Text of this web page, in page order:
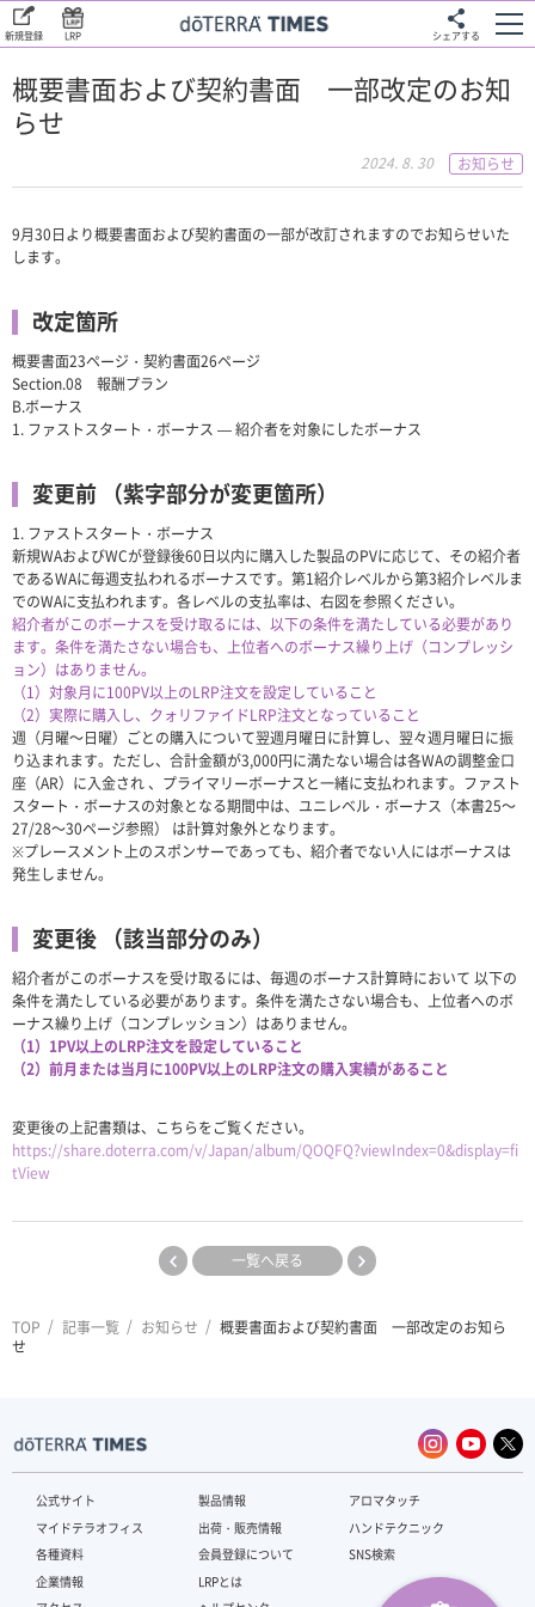
LRP
新規登録 シェアする
概要書面および契約書面 一部改定のお知
らせ
2024. 8. 30 お知らせ
9月30日より概要書面および契約書面の一部が改訂されますのでお知らせいた
します。
改定箇所
概要書面23ページ・契約書面26ページ
Section.08 報酬プラン
B.ボーナス
1. ファストスタート・ボーナス ― 紹介者を対象にしたボーナス
変更前 （紫字部分が変更箇所）
1. ファストスタート・ボーナス
新規WAおよびWCが登録後60日以内に購入した製品のPVに応じて、その紹介者
であるWAに毎週支払われるボーナスです。第1紹介レベルから第3紹介レベルま
でのWAに支払われます。各レベルの支払率は、右図を参照ください。
紹介者がこのボーナスを受け取るには、以下の条件を満たしている必要があり
ます。条件を満たさない場合も、上位者へのボーナス繰り上げ（コンプレッシ
ョン）はありません。
（1）対象月に100PV以上のLRP注文を設定していること
（2）実際に購入し、クォリファイドLRP注文となっていること
週（月曜～日曜）ごとの購入について翌週月曜日に計算し、翌々週月曜日に振
り込まれます。ただし、合計金額が3,000円に満たない場合は各WAの調整金口
座（AR）に入金され 、プライマリーボーナスと一緒に支払われます。ファスト
スタート・ボーナスの対象となる期間中は、ユニレベル・ボーナス（本書25～
27/28～30ページ参照） は計算対象外となります。
※プレースメント上のスポンサーであっても、紹介者でない人にはボーナスは
発生しません。
変更後 （該当部分のみ）
紹介者がこのボーナスを受け取るには、毎週のボーナス計算時において 以下の
条件を満たしている必要があります。条件を満たさない場合も、上位者へのボ
ーナス繰り上げ（コンプレッション）はありません。
（1）1PV以上のLRP注文を設定していること
（2）前月または当月に100PV以上のLRP注文の購入実績があること
変更後の上記書類は、こちらをご覧ください。
https://share.doterra.com/v/Japan/album/QOQFQ?viewIndex=0&display=fi
tView
一覧へ戻る
TOP 記事一覧 お知らせ
概要書面および契約書面 一部改定のお知ら
せ
公式サイト
マイドテラオフィス
各種資料
企業情報
製品情報
出荷・販売情報
会員登録について
LRPとは
アロマタッチ
ハンドテクニック
SNS検索